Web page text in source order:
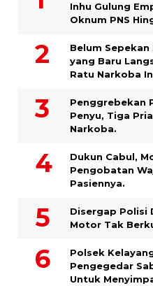
Inhu Gulung
Oknum PNS
Belum
yang Baru
Ratu Narkoba
Penggrebekan
Penyu, Tiga
Narkoba.
Dukun Cabul,
Pengobatan
Pasiennya.
Disergap Polisi
Motor Tak
Polsek
Pengegedar
Untuk